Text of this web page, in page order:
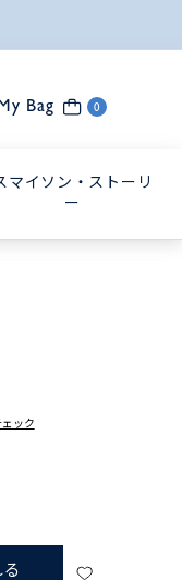
Bag 0
マイソン・ストーリ
ー
ック